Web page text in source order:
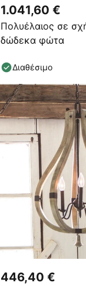
Πολυέλαιος σε
δώδεκα φώτα
1.041,60 €
Διαθέσιμο
446,40 €